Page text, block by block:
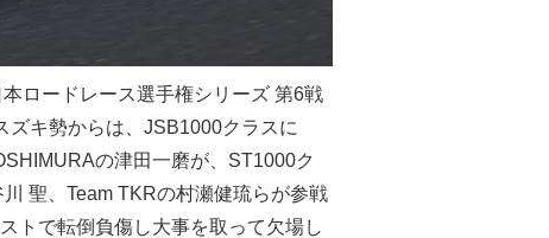
ロードレース選手権シリーズ 第6戦
ズキ勢からは、JSB1000クラスに
の津田一磨が、ST1000ク
聖、Team TKRの村瀬健琉らが参戦
トで転倒負傷し大事を取って欠場し